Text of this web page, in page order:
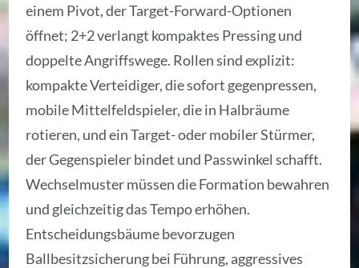
einem Pivot, der Target-Forward-Optionen
öffnet; 2+2 verlangt kompaktes Pressing und
doppelte Angriffswege. Rollen sind explizit:
kompakte Verteidiger, die sofort gegenpressen,
mobile Mittelfeldspieler, die in Halbräume
rotieren, und ein Target- oder mobiler Stürmer,
der Gegenspieler bindet und Passwinkel schafft.
Wechselmuster müssen die Formation bewahren
und gleichzeitig das Tempo erhöhen.
Entscheidungsbäume bevorzugen
Ballbesitzsicherung bei Führung, aggressives